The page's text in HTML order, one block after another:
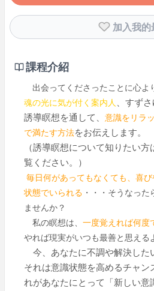
加入我的
課程介紹
出会ってくださったことに心よ
魂の光に気が付く案内人 、すずさ
誘導瞑想を通して、 意識をリラ
で満たす方法をお伝えします。
（誘導瞑想について知りたい
覧ください。）
毎日何があってもなくても、喜
状態でいられる ・・・そうなっ
ませんか？
私の瞑想は、 一度覚えれば何度
やれば現実がいつも最善と思える
今、あなたに不調や解決した
それは意識状態を高めるチャン
れがあなたにとって「新しい意